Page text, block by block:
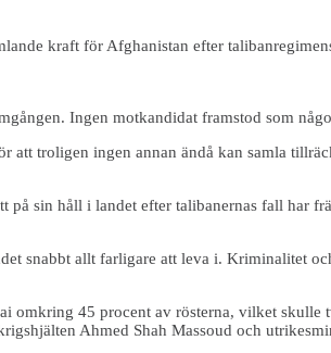
kraft för Afghanistan efter
Ingen motkandidat framstod som
troligen ingen annan ändå kan samla
på sin håll i landet efter talibanernas fall
snabbt allt farligare att leva i. Kriminalitet
omkring 45 procent av rösterna, vilket
Ahmed Shah Massoud och